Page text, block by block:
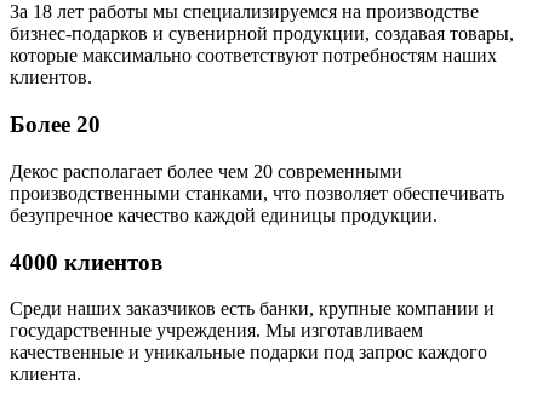
За 18 лет работы мы специализируемся на производстве
бизнес-подарков и сувенирной продукции, создавая товары,
которые максимально соответствуют потребностям наших
клиентов.
Более 20
Декос располагает более чем 20 современными
производственными станками, что позволяет обеспечивать
безупречное качество каждой единицы продукции.
4000 клиентов
Среди наших заказчиков есть банки, крупные компании и
государственные учреждения. Мы изготавливаем
качественные и уникальные подарки под запрос каждого
клиента.